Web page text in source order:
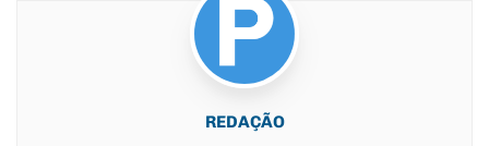
REDAÇÃO